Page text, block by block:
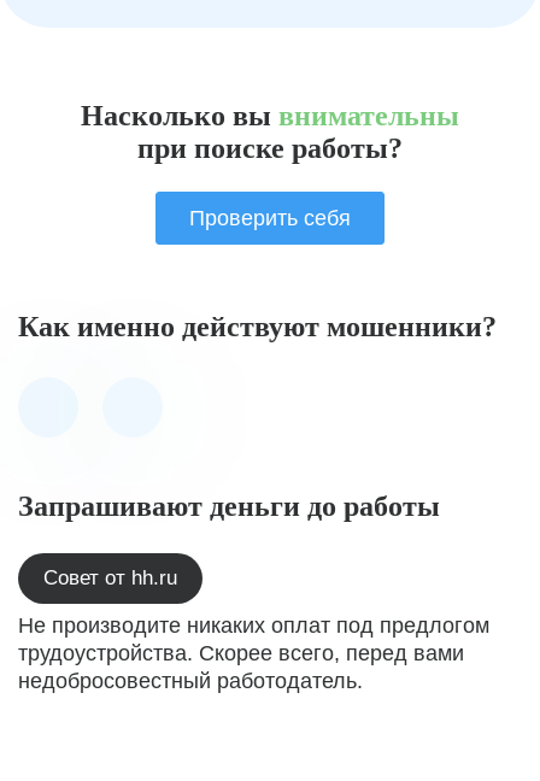
Насколько вы внимательны
при поиске работы?
Проверить себя
Как именно действуют мошенники?
Запрашивают деньги до работы
Совет от hh.ru
Не производите никаких оплат под предлогом
трудоустройства. Скорее всего, перед вами
недобросовестный работодатель.